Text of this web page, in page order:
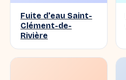
Fuite d'eau Saint-
Clément-de-
Rivière